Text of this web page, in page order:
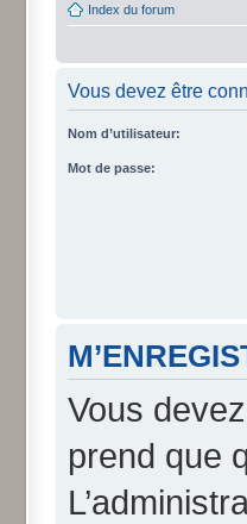
Index du forum
Vous devez être
Nom d’utilisateur:
Mot de passe:
Vous
prend que